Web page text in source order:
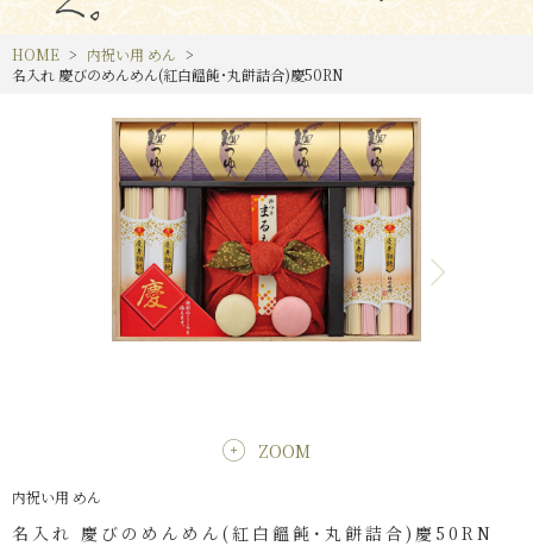
HOME
内祝い用 めん
名入れ 慶びのめんめん(紅白饂飩･丸餅詰合)慶50RN
ZOOM
内祝い用 めん
名入れ 慶びのめんめん(紅白饂飩･丸餅詰合)慶50RN